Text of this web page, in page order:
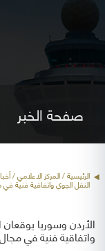
صفحة الخبر
الرئيسية/ المركز الاعلامي /
النقل الجوي واتفاقية فنية في
الأردن وسوريا
واتفاقية فنية في